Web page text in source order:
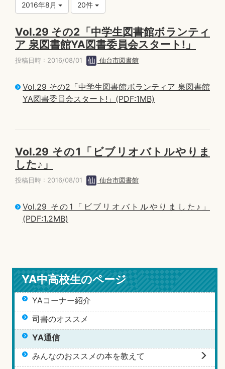
2016年8月 20件
Vol.29 その2「中学生図書館ボランティ
ア 泉図書館YA図書委員会スタート!」
投稿日時 : 2016/08/01 仙台市図書館
Vol.29 その2「中学生図書館ボランティア 泉図書館
YA図書委員会スタート!」(PDF:1MB)
Vol.29 その1「ビブリオバトルやりま
した♪」
投稿日時 : 2016/08/01 仙台市図書館
Vol.29 その1「ビブリオバトルやりました♪」
(PDF:1.2MB)
YA中高校生のページ
YAコーナー紹介
司書のオススメ
YA通信
みんなのおススメの本を教えて